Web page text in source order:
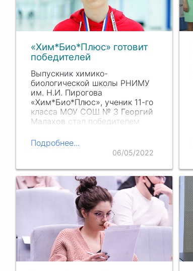
«Хим*Био*Плюс» готовит
победителей
Выпускник химико-
биологической школы РНИМУ
им. Н.И. Пирогова
«Хим*Био*Плюс», ученик 11-го
класса МОУ СОШ № 3 Георгий
Малахов стал победителем
олимпиады школьников по
биологии. Заключительный
этап олимпиады проходил с 25
по 30 апреля…
Подробнее...
06/05/2022